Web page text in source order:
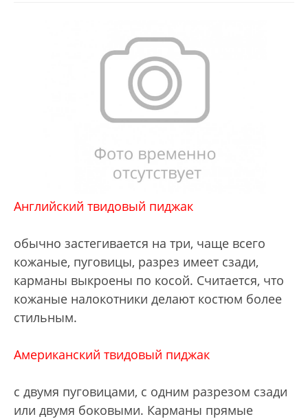
Английский твидовый пиджак
обычно застегивается на три, чаще всего
кожаные, пуговицы, разрез имеет сзади,
карманы выкроены по косой. Считается, что
кожаные налокотники делают костюм более
стильным.
Американский твидовый пиджак
с двумя пуговицами, с одним разрезом сзади
или двумя боковыми. Карманы прямые